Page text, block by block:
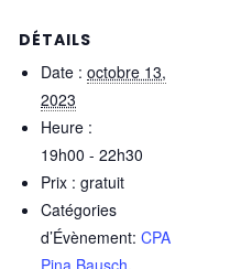
DÉTAILS
Date : octobre 13,
2023
Heure :
19h00 - 22h30
Prix : gratuit
Catégories
d’Évènement: CPA